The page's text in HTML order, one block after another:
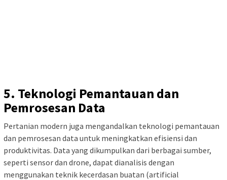
5. Teknologi Pemantauan dan
Pemrosesan Data
Pertanian modern juga mengandalkan teknologi pemantauan
dan pemrosesan data untuk meningkatkan efisiensi dan
produktivitas. Data yang dikumpulkan dari berbagai sumber,
seperti sensor dan drone, dapat dianalisis dengan
menggunakan teknik kecerdasan buatan (artificial